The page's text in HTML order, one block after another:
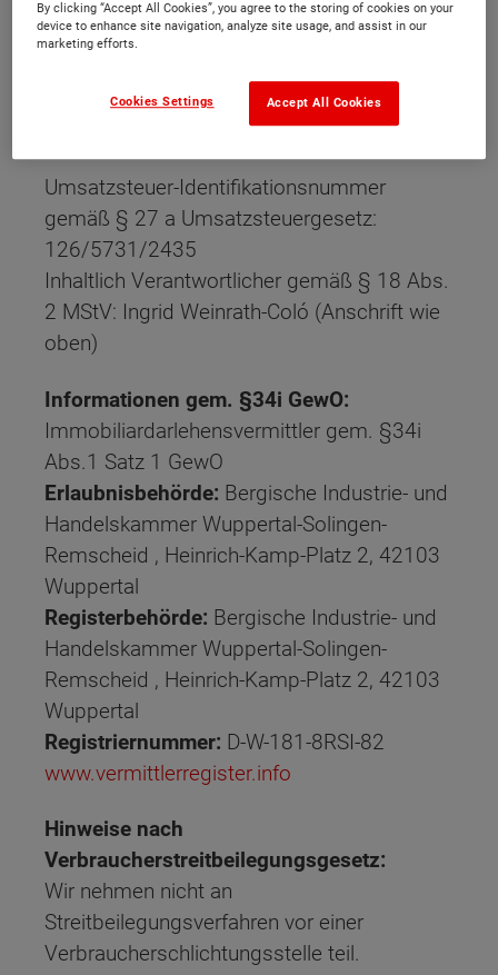
Registergericht:
HRB 29717
Ingrid Weinrath-Colo
Umsatzsteuer-Identifikationsnummer
gemäß § 27 a Umsatzsteuergesetz:
126/5731/2435
Inhaltlich Verantwortlicher gemäß § 18 Abs.
2 MStV: Ingrid Weinrath-Coló (Anschrift wie
oben)
Informationen gem. §34i GewO:
Immobiliardarlehensvermittler gem. §34i
Abs.1 Satz 1 GewO
Erlaubnisbehörde: Bergische Industrie- und
Handelskammer Wuppertal-Solingen-
Remscheid , Heinrich-Kamp-Platz 2, 42103
Wuppertal
Registerbehörde: Bergische Industrie- und
Handelskammer Wuppertal-Solingen-
Remscheid , Heinrich-Kamp-Platz 2, 42103
Wuppertal
Registriernummer: D-W-181-8RSI-82
www.vermittlerregister.info
Hinweise nach
Verbraucherstreitbeilegungsgesetz:
Wir nehmen nicht an
Streitbeilegungsverfahren vor einer
Verbraucherschlichtungsstelle teil.
By clicking “Accept All Cookies”, you agree to the storing of cookies on your
device to enhance site navigation, analyze site usage, and assist in our
marketing efforts.
Accept All Cookies
Cookies Settings